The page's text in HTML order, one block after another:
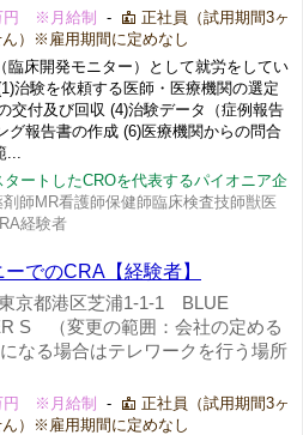
円 ※月給制 -
正社員（試用期間3ヶ
）※雇用期間に定めなし
臨床開発モニター）として就労をしてい
治験を依頼する医師・医療機関の選定
交付及び回収 (4)治験データ（症例報告
グ報告書の作成 (6)医療機関からの問合
ートしたCROを代表するパイオニア企
剤師MR看護師保健師臨床検査技師獣医
経験者
でのCRA【経験者】
京都港区芝浦1-1-1 BLUE
S （変更の範囲：会社の定める
なる場合はテレワークを行う場所
円 ※月給制 -
正社員（試用期間3ヶ
）※雇用期間に定めなし